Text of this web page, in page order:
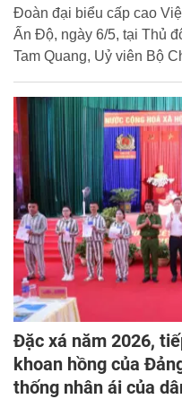
Đoàn đại biểu cấp cao
Ấn Độ, ngày 6/5, tại Thủ
Tam Quang, Uỷ viên Bộ
vụ Ấn Độ. Cùng dự buổi
vị chức năng hai Bộ.
Đặc xá năm 2026,
khoan hồng của
thống nhân ái của